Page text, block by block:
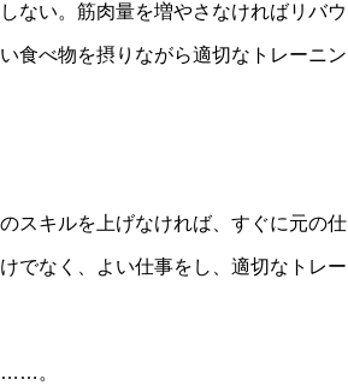
ない。筋肉量を増やさなければリバウ
食べ物を摂りながら適切なトレーニン
スキルを上げなければ、すぐに元の仕
でなく、よい仕事をし、適切なトレー
……。